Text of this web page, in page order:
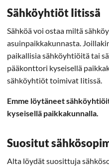
Sähköyhtiöt Iitissä
Sähköä voi ostaa miltä
asuinpaikkakunnasta.
paikallisia sähköyhtiöitä tai
pääkonttori kyseisellä
sähköyhtiöt toimivat Iitissä.
Emme löytäneet
kyseisellä paikkakunnalla.
Suositut
Alta löydät suosittuja